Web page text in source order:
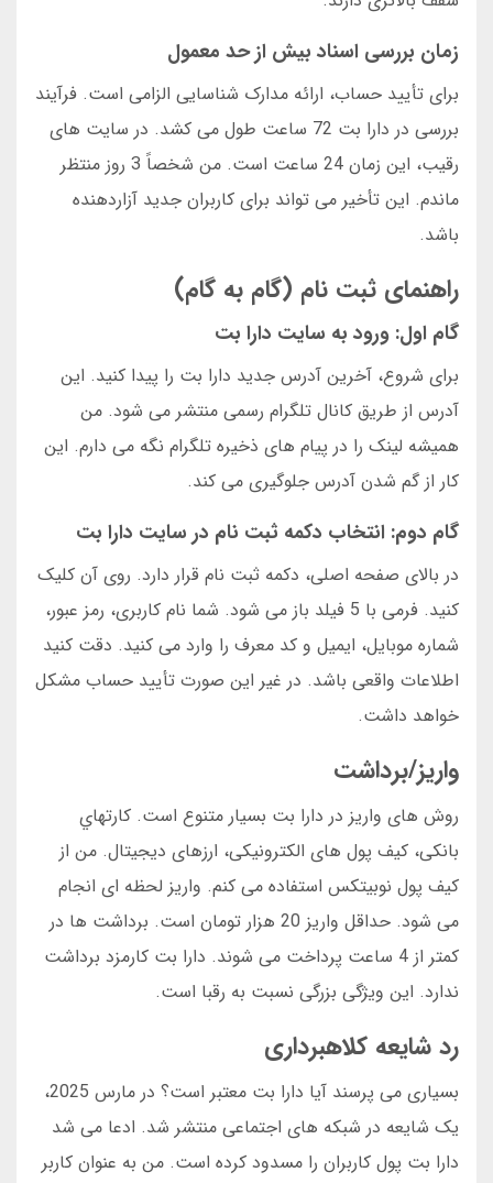
زمان بررسی اسناد بیش از حد معمول
برای تأیید حساب، ارائه مدارک شناسایی الزامی است. فرآیند
بررسی در دارا بت 72 ساعت طول می کشد. در سایت های
رقیب، این زمان 24 ساعت است. من شخصاً 3 روز منتظر
ماندم. این تأخیر می تواند برای کاربران جدید آزاردهنده
باشد.
راهنمای ثبت نام (گام به گام)
گام اول: ورود به سایت دارا بت
برای شروع، آخرین آدرس جدید دارا بت را پیدا کنید. این
آدرس از طریق کانال تلگرام رسمی منتشر می شود. من
همیشه لینک را در پیام های ذخیره تلگرام نگه می دارم. این
کار از گم شدن آدرس جلوگیری می کند.
گام دوم: انتخاب دکمه ثبت نام در سایت دارا بت
در بالای صفحه اصلی، دکمه ثبت نام قرار دارد. روی آن کلیک
کنید. فرمی با 5 فیلد باز می شود. شما نام کاربری، رمز عبور،
شماره موبایل، ایمیل و کد معرف را وارد می کنید. دقت کنید
اطلاعات واقعی باشد. در غیر این صورت تأیید حساب مشکل
خواهد داشت.
واریز/برداشت
روش های واریز در دارا بت بسیار متنوع است. کارتهاي
بانکی، کیف پول های الکترونیکی، ارزهای دیجیتال. من از
کیف پول نوبیتکس استفاده می کنم. واریز لحظه ای انجام
می شود. حداقل واریز 20 هزار تومان است. برداشت ها در
کمتر از 4 ساعت پرداخت می شوند. دارا بت کارمزد برداشت
ندارد. این ویژگی بزرگی نسبت به رقبا است.
رد شایعه کلاهبرداری
بسیاری می پرسند آیا دارا بت معتبر است؟ در مارس 2025،
یک شایعه در شبکه های اجتماعی منتشر شد. ادعا می شد
دارا بت پول کاربران را مسدود کرده است. من به عنوان کاربر